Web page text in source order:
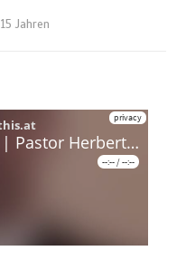
15 Jahren